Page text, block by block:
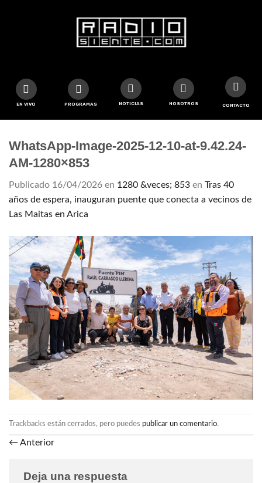
EN VIVO PROGRAMAS NOTICIAS NOSOTROS CONTACTO
WhatsApp-Image-2025-12-10-at-9.42.24-
AM-1280×853
Publicado 16/04/2026 en 1280 &veces; 853 en Tras 40
años de espera, inauguran puente que conecta a vecinos de
Las Maitas en Arica
Trackbacks están cerrados, pero puedes publicar un comentario.
← Anterior
Deja una respuesta